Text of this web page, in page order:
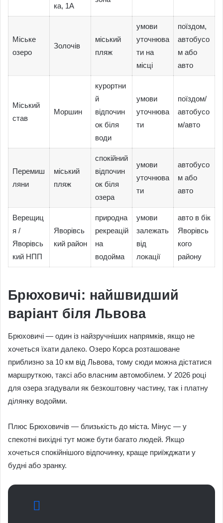
ка, 1А
Міське
озеро
Золочів
міський
пляж
умови
уточнюва
ти на
місці
поїздом,
автобусо
м або
авто
Міський
став
Моршин
курортни
й
відпочин
ок біля
води
умови
уточнюва
ти
поїздом/
автобусо
м/авто
Перемиш
ляни
міський
пляж
спокійний
відпочин
ок біля
озера
умови
уточнюва
ти
автобусо
м або
авто
Верещиц
я /
Яворівсь
кий НПП
Яворівсь
кий район
природна
рекреацій
на
водойма
умови
залежать
від
локації
авто в бік
Яворівсь
кого
району
Брюховичі: найшвидший
варіант біля Львова
Брюховичі — один із найзручніших напрямків, якщо не
хочеться їхати далеко. Озеро Корса розташоване
приблизно за 10 км від Львова, тому сюди можна дістатися
маршруткою, таксі або власним автомобілем. У 2026 році
для озера згадували як безкоштовну частину, так і платну
ділянку водойми.
Плюс Брюховичів — близькість до міста. Мінус — у
спекотні вихідні тут може бути багато людей. Якщо
хочеться спокійнішого відпочинку, краще приїжджати у
будні або зранку.